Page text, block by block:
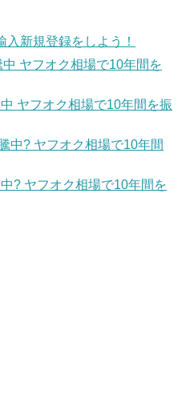
新規登録をしよう！
ヤフオク相場で10年間を
ヤフオク相場で10年間を振
中? ヤフオク相場で10年間
? ヤフオク相場で10年間を